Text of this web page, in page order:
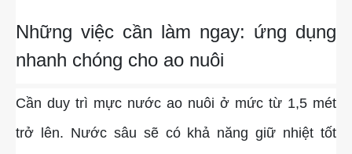
Những việc cần làm ngay: ứng dụng
nhanh chóng cho ao nuôi
Cần duy trì mực nước ao nuôi ở mức từ 1,5 mét
trở lên. Nước sâu sẽ có khả năng giữ nhiệt tốt